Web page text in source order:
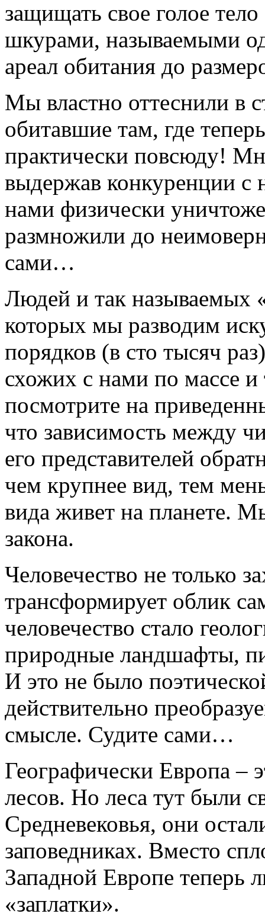
защищать свое голое
шкурами, называемыми
ареал обитания до
Мы властно оттеснили в
обитавшие там, где
практически повсюду!
выдержав конкуренции
нами физически
размножили до
сами…
Людей и так
которых мы разводим
порядков (в сто тысяч
схожих с нами по массе
посмотрите на
что зависимость между
его представителей
чем крупнее вид, тем
вида живет на планете.
закона.
Человечество не только
трансформирует облик
человечество стало
природные ландшафты,
И это не было
действительно
смысле. Судите сами…
Географически Европа –
лесов. Но леса тут были
Средневековья, они
заповедниках. Вместо
Западной Европе теперь
«заплатки».